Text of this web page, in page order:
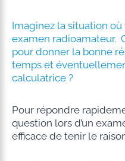
Imaginez la situation
examen radioamateur.
pour donner la bonne
temps et
calculatrice ?
Pour répondre
question lors d’un
efficace de tenir le